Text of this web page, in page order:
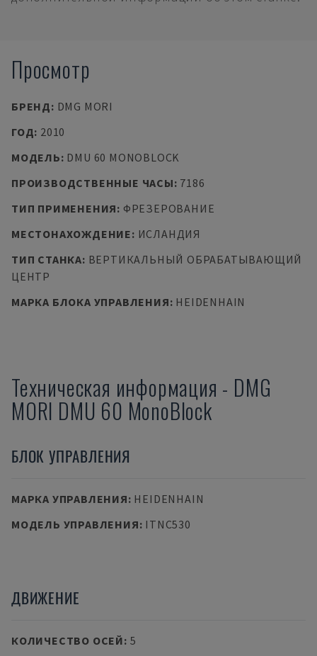
Просмотр
БРЕНД: DMG MORI
ГОД: 2010
МОДЕЛЬ: DMU 60 MONOBLOCK
ПРОИЗВОДСТВЕННЫЕ ЧАСЫ: 7186
ТИП ПРИМЕНЕНИЯ: ФРЕЗЕРОВАНИЕ
МЕСТОНАХОЖДЕНИЕ: ИСЛАНДИЯ
ТИП СТАНКА: ВЕРТИКАЛЬНЫЙ ОБРАБАТЫВАЮЩИЙ
ЦЕНТР
МАРКА БЛОКА УПРАВЛЕНИЯ: HEIDENHAIN
Техническая информация - DMG
MORI DMU 60 MonoBlock
БЛОК УПРАВЛЕНИЯ
МАРКА УПРАВЛЕНИЯ: HEIDENHAIN
МОДЕЛЬ УПРАВЛЕНИЯ: ITNC530
ДВИЖЕНИЕ
КОЛИЧЕСТВО ОСЕЙ: 5